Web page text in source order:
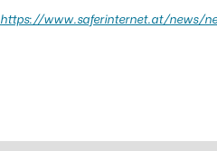
https://www.saferinternet.at/news/